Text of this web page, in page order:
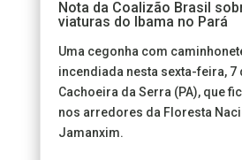
Nota da Coalizão Brasil
viaturas do Ibama no Pará
Uma cegonha com
incendiada nesta sexta-feira, 7
Cachoeira da Serra (PA), que
nos arredores da Floresta
Jamanxim.